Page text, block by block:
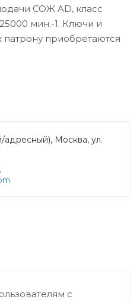
СОЖ AD, класс
мин.-1. Ключи и
приобретаются
Москва, ул.
с